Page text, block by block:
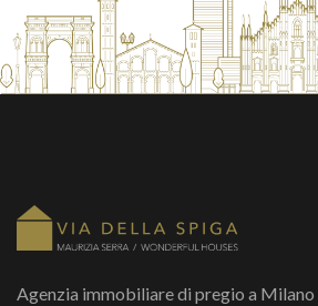
Agenzia immobiliare di pregio a Milano